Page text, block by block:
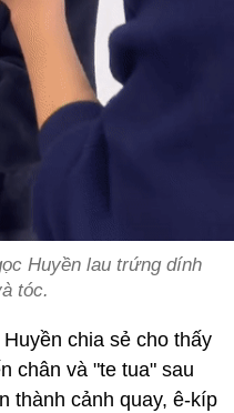
Huyền lau trứng dính
tóc.
chia sẻ cho thấy
chân và "te tua" sau
thành cảnh quay, ê-kíp